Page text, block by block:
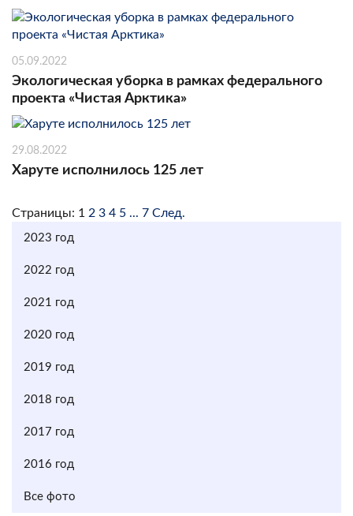
05.09.2022
Экологическая уборка в рамках федерального
проекта «Чистая Арктика»
29.08.2022
Харуте исполнилось 125 лет
Страницы: 1 2 3 4 5 ... 7 След.
2023 год
2022 год
2021 год
2020 год
2019 год
2018 год
2017 год
2016 год
Все фото